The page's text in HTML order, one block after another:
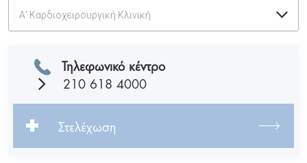
Α' Καρδιοχειρουργική Κλινική
Τηλεφωνικό κέντρο
210 618 4000
Στελέχωση